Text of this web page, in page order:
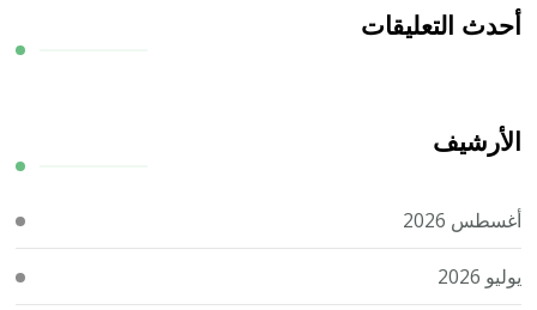
أحدث التعليقات
الأرشيف
أغسطس 2026
يوليو 2026